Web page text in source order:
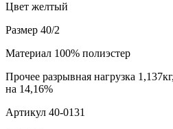
Цвет желтый
Размер 40/2
Материал 100% полиэстер
Прочее разрывная нагрузка
на 14,16%
Артикул 40-0131